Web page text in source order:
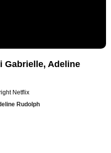
Gabrielle, Adeline
Netflix
Rudolph